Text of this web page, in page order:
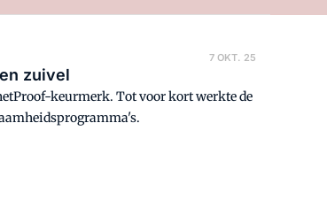
7 OKT. 25
to PlanetProof voor kaas en zuivel
keurmerk. Tot voor kort werkte de